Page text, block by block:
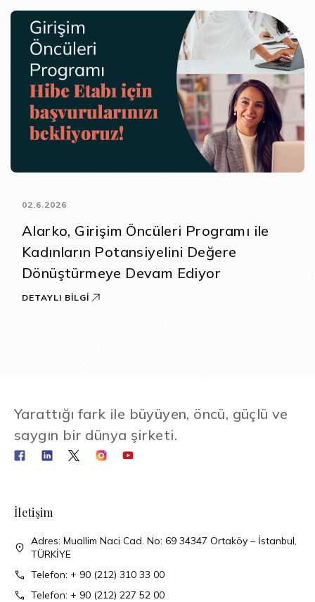
02.6.2026
Alarko, Girişim Öncüleri Programı ile
Kadınların Potansiyelini Değere
Dönüştürmeye Devam Ediyor
DETAYLI BILGI
Yarattığı fark ile büyüyen, öncü, güçlü ve
saygın bir dünya şirketi.
İletişim
Adres: Muallim Naci Cad. No: 69 34347 Ortaköy – İstanbul,
TÜRKİYE
Telefon: + 90 (212) 310 33 00
Telefon: + 90 (212) 227 52 00